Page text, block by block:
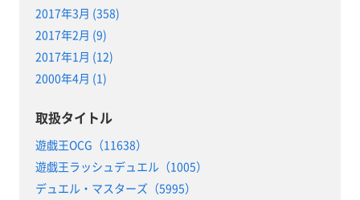
2017年3月 (358)
2017年2月 (9)
2017年1月 (12)
2000年4月 (1)
取扱タイトル
遊戯王OCG（11638）
遊戯王ラッシュデュエル（1005）
デュエル・マスターズ（5995）